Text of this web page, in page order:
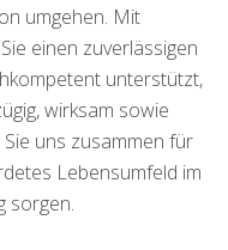
umgehen. Mit
einen zuverlässigen
unterstützt,
wirksam sowie
uns zusammen für
Lebensumfeld im
sorgen.